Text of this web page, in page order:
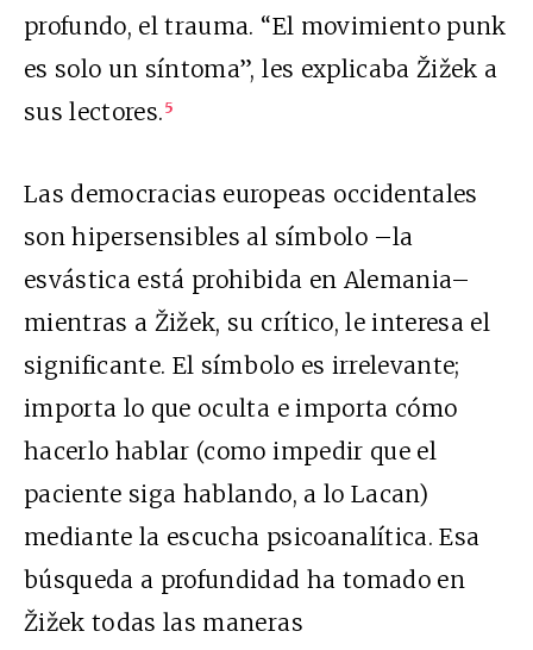
profundo, el trauma. “El movimiento punk
es solo un síntoma”, les explicaba Žižek a
sus lectores. 5
Las democracias europeas occidentales
son hipersensibles al símbolo –la
esvástica está prohibida en Alemania–
mientras a Žižek, su crítico, le interesa el
significante. El símbolo es irrelevante;
importa lo que oculta e importa cómo
hacerlo hablar (como impedir que el
paciente siga hablando, a lo Lacan)
mediante la escucha psicoanalítica. Esa
búsqueda a profundidad ha tomado en
Žižek todas las maneras